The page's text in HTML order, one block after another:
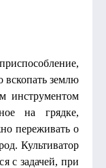
вскопать землю
инструментом
на грядке,
переживать о
Культиватор
с задачей, при